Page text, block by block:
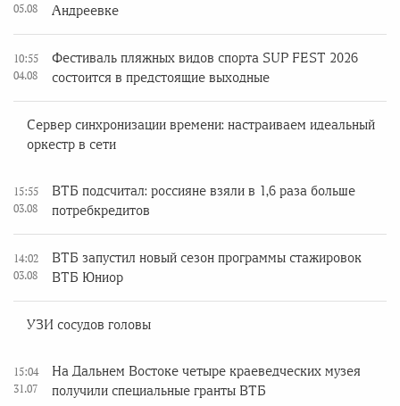
05.08
Андреевке
10:55
04.08
Фестиваль пляжных видов спорта SUP FEST 2026
состоится в предстоящие выходные
Сервер синхронизации времени: настраиваем идеальный
оркестр в сети
15:55
03.08
ВТБ подсчитал: россияне взяли в 1,6 раза больше
потребкредитов
14:02
03.08
ВТБ запустил новый сезон программы стажировок
ВТБ Юниор
УЗИ сосудов головы
15:04
31.07
На Дальнем Востоке четыре краеведческих музея
получили специальные гранты ВТБ